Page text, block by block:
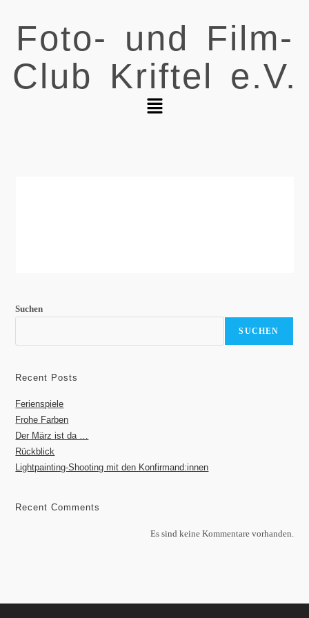
Foto- und Film-
Club Kriftel e.V.
Suchen
SUCHEN
Recent Posts
Ferienspiele
Frohe Farben
Der März ist da …
Rückblick
Lightpainting-Shooting mit den Konfirmand:innen
Recent Comments
Es sind keine Kommentare vorhanden.